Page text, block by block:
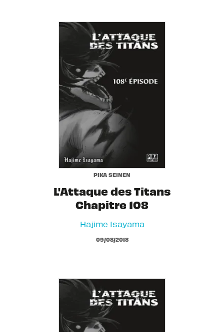
PIKA SEINEN
L'Attaque des Titans
Chapitre 108
Hajime Isayama
09/08/2018